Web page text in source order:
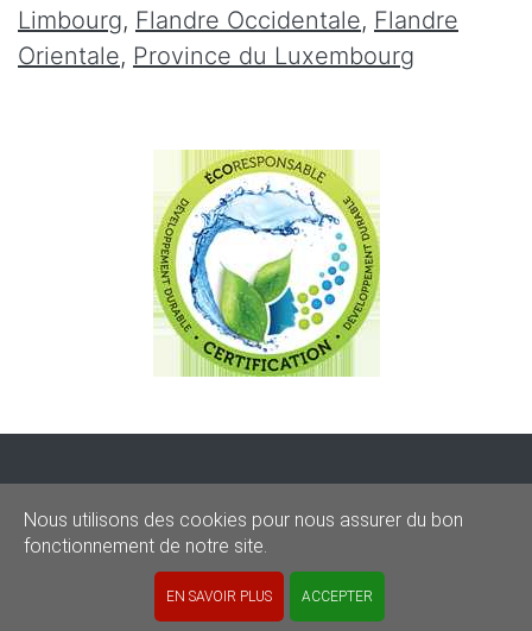
Limbourg, Flandre Occidentale, Flandre
Orientale, Province du Luxembourg
© 2020–2026sos-graffitis.be
Nous utilisons des cookies pour nous assurer du bon
fonctionnement de notre site.
EN SAVOIR PLUS ACCEPTER